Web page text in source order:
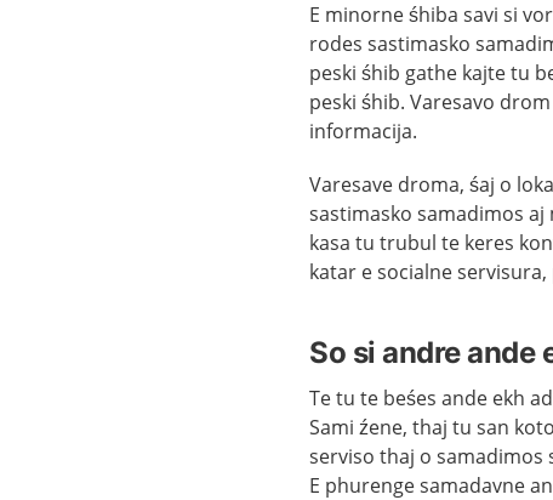
E minorne śhiba savi si
rodes sastimasko
peski śhib gathe kajte tu
peski śhib. Varesavo
informacija.
Varesave droma, śaj o
sastimasko samadimos aj
kasa tu trubul te keres
katar e socialne
So si andre ande
Te tu te beśes ande ekh
Sami źene, thaj tu san
serviso thaj o samadimos
E phurenge samadavne